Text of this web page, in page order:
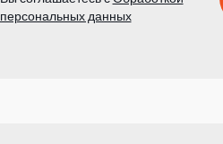
персональных данных